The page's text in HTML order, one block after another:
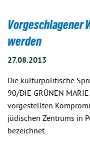
Vorgeschlagener
werden
27.08.2013
Die kulturpolitische
90/DIE GRÜNEN
vorgestellten
jüdischen Zentrums in
bezeichnet.